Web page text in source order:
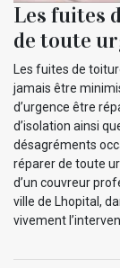
Les fuites
de toute
Les fuites de
jamais être
d’urgence être
d’isolation ainsi
désagréments
réparer de toute
d’un couvreur
ville de Lhopital,
vivement